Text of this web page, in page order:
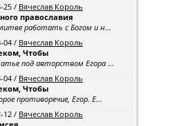
25 / Вячеслав Король
православия
работать с Богом и н...
04 / Вячеслав Король
Чтобы
под авторством Егора ...
04 / Вячеслав Король
Чтобы
противоречие, Егор. Е...
12 / Вячеслав Король